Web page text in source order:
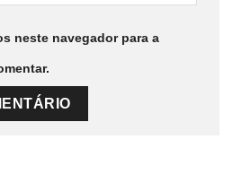
neste navegador para a